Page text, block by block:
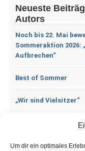
Um dir ein optimales
Neueste
Autors
Noch bis 22. Mai
Sommeraktion 2026:
Aufbrechen“
Best of Sommer
„Wir sind Vielsitzer“
Vergiss die Maus,
Sitzen, sitzen,